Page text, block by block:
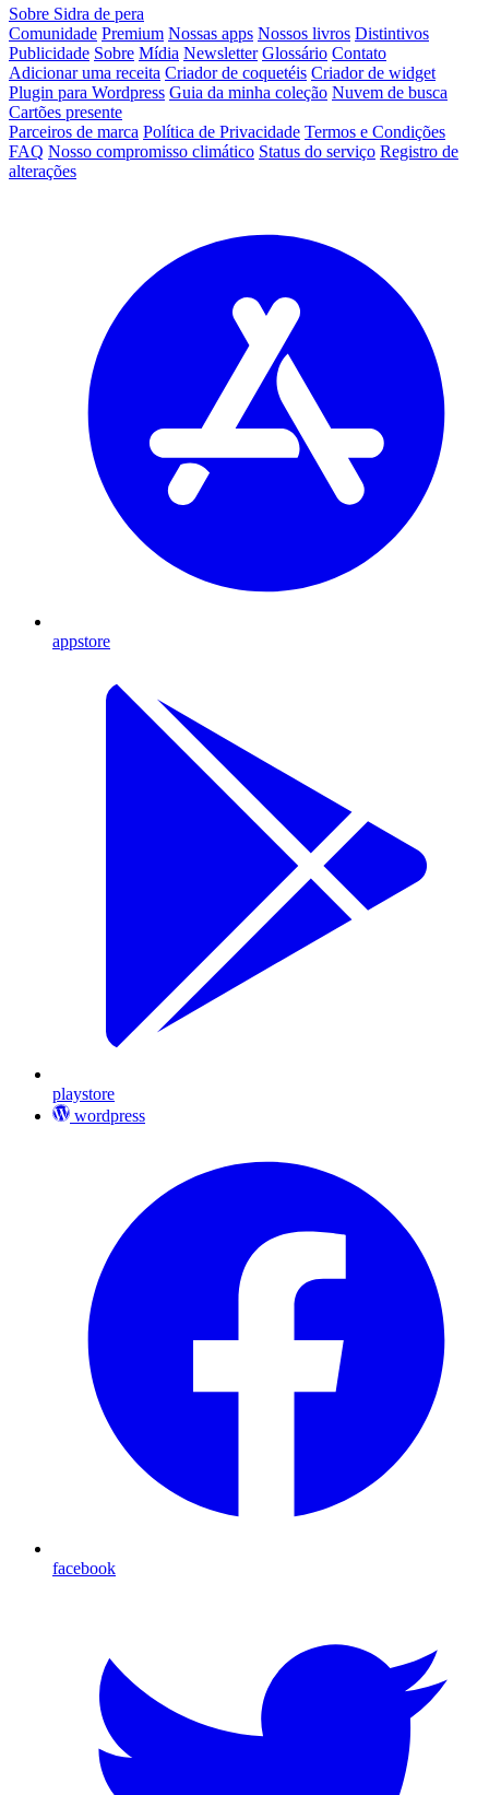
Sobre Sidra de pera
Comunidade Premium Nossas apps Nossos livros Distintivos
Publicidade Sobre Mídia Newsletter Glossário Contato
Adicionar uma receita Criador de coquetéis Criador de widget
Plugin para Wordpress Guia da minha coleção Nuvem de busca
Cartões presente
Parceiros de marca Política de Privacidade Termos e Condições
FAQ Nosso compromisso climático Status do serviço Registro de
alterações
appstore
playstore
wordpress
facebook